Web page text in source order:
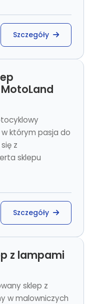
Szczegóły
którym pasja do
z
sklepu
Szczegóły
z lampami
sklep z
w malowniczych